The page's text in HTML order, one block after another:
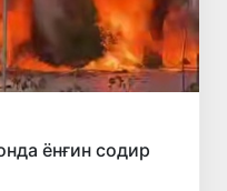
ёнғин содир